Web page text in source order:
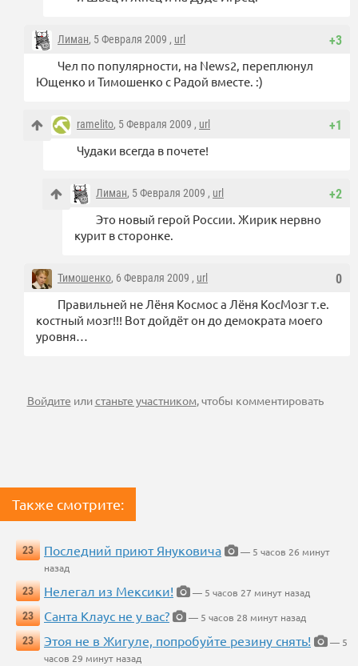
+3
Лиман, 5 Февраля 2009 , url
Чел по популярности, на News2, переплюнул
Ющенко и Тимошенко с Радой вместе. :)
+1
ramelito, 5 Февраля 2009 , url
Чудаки всегда в почете!
+2
Лиман, 5 Февраля 2009 , url
Это новый герой России. Жирик нервно
курит в сторонке.
0
Тимошенко, 6 Февраля 2009 , url
Правильней не Лёня Космос а Лёня КосМозг т.е.
костный мозг!!! Вот дойдёт он до демократа моего
уровня…
Войдите илистаньте участником, чтобы комментировать
Также смотрите:
23 Последний приют Януковича
— 5 часов 26 минут
назад
23
Нелегал из Мексики!
— 5 часов 27 минут назад
23
Санта Клаус не у вас?
— 5 часов 28 минут назад
23
Этоя не в Жигуле, попробуйте резину снять!
— 5
часов 29 минут назад